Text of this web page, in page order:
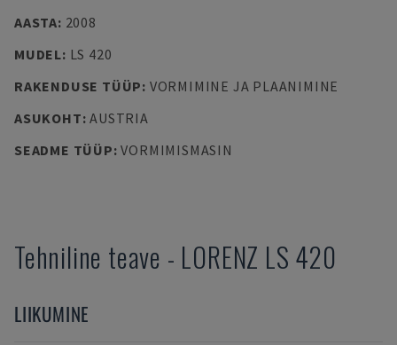
AASTA: 2008
MUDEL: LS 420
RAKENDUSE TÜÜP: VORMIMINE JA PLAANIMINE
ASUKOHT:AUSTRIA
SEADME TÜÜP:VORMIMISMASIN
Tehniline teave - LORENZ LS 420
LIIKUMINE